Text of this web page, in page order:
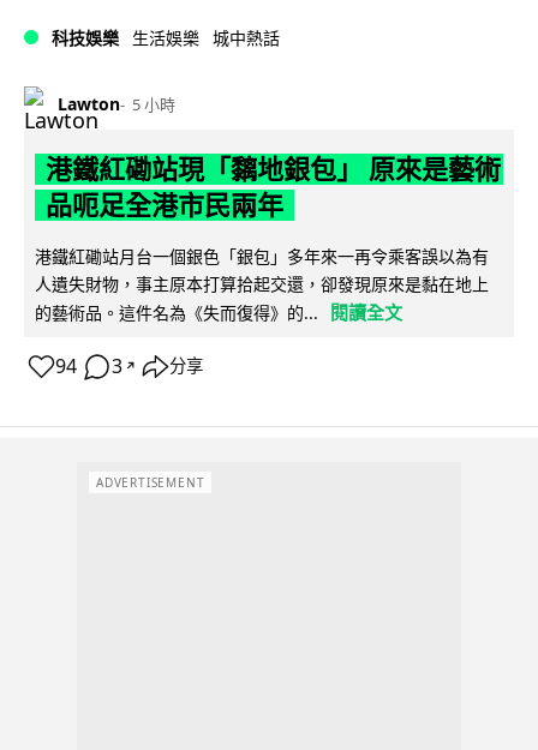
科技娛樂 生活娛樂 城中熱話
Lawton 5 小時
港鐵紅磡站現「黐地銀包」 原來是藝術
品呃足全港市民兩年
港鐵紅磡站月台一個銀色「銀包」多年來一再令乘客誤以為有
人遺失財物，事主原本打算拾起交還，卻發現原來是黏在地上
的藝術品。這件名為《失而復得》的...
閱讀全文
94 3 ↗ 分享
ADVERTISEMENT